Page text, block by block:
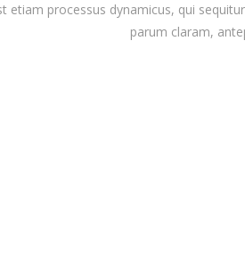
etiam processus dynamicus, qui
parum claram,